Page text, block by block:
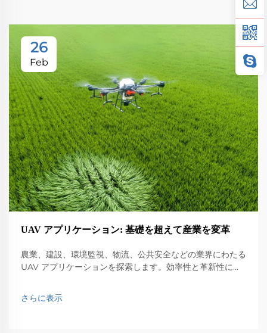
26
Feb
UAV アプリケーション: 基礎を超えて産業を変革
農業、建設、環境監視、物流、公共安全などの業界にわたる
UAV アプリケーションを探索します。効率性と革新性に与
さらに表示